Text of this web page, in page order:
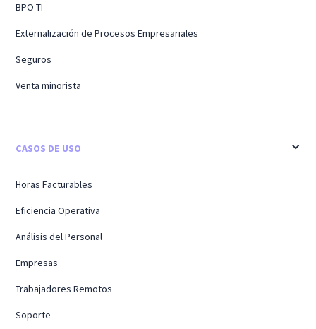
BPO TI
Externalización de Procesos Empresariales
Seguros
Venta minorista
CASOS DE USO
Horas Facturables
Eficiencia Operativa
Análisis del Personal
Empresas
Trabajadores Remotos
Soporte